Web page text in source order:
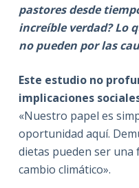
pastores desde
increíble verdad? Lo
no pueden por las
Este estudio no
implicaciones
«Nuestro papel es
oportunidad aquí.
dietas pueden ser
cambio climático».